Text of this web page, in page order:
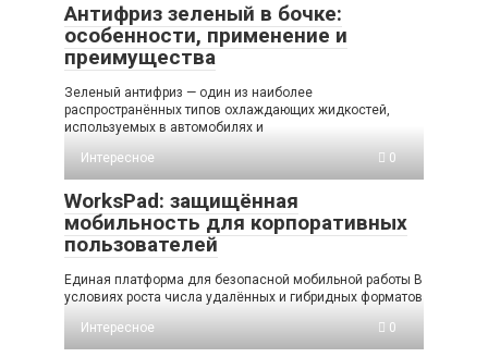
Антифриз зеленый в бочке:
особенности, применение и
преимущества
Зеленый антифриз — один из наиболее
распространённых типов охлаждающих жидкостей,
используемых в автомобилях и
Интересное
0
WorksPad: защищённая
мобильность для корпоративных
пользователей
Единая платформа для безопасной мобильной работы В
условиях роста числа удалённых и гибридных форматов
Интересное
0